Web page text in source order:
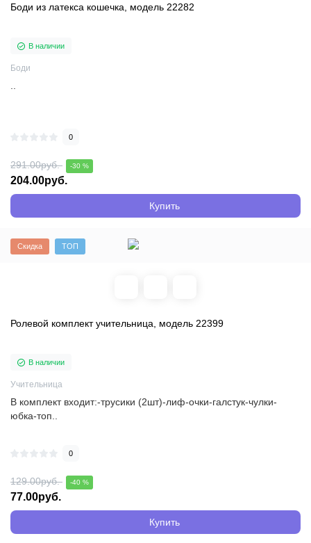
Боди из латекса кошечка, модель 22282
В наличии
Боди
0
291.00руб. -30 %
204.00руб.
Купить
Скидка ТОП
Ролевой комплект учительница, модель 22399
В наличии
Учительница
В комплект входит:-трусики (2шт)-лиф-очки-галстук-чулки-
юбка-топ..
0
129.00руб. -40 %
77.00руб.
Купить